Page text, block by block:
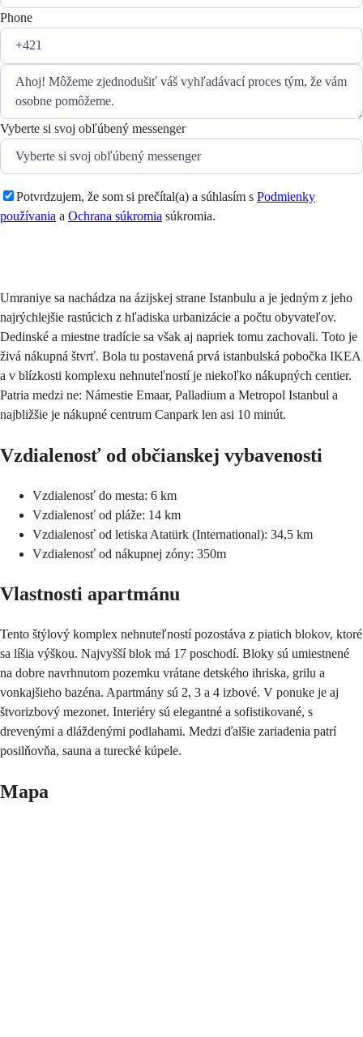
Phone
Vyberte si svoj obľúbený messenger
Potvrdzujem, že som si prečítal(a) a súhlasím s Podmienky
používania a Ochrana súkromia súkromia.
Umraniye sa nachádza na ázijskej strane Istanbulu a je jedným z jeho
najrýchlejšie rastúcich z hľadiska urbanizácie a počtu obyvateľov.
Dedinské a miestne tradície sa však aj napriek tomu zachovali. Toto je
živá nákupná štvrť. Bola tu postavená prvá istanbulská pobočka IKEA
a v blízkosti komplexu nehnuteľností je niekoľko nákupných centier.
Patria medzi ne: Námestie Emaar, Palladium a Metropol Istanbul a
najbližšie je nákupné centrum Canpark len asi 10 minút.
Vzdialenosť od občianskej vybavenosti
Vzdialenosť do mesta: 6 km
Vzdialenosť od pláže: 14 km
Vzdialenosť od letiska Atatürk (International): 34,5 km
Vzdialenosť od nákupnej zóny: 350m
Vlastnosti apartmánu
Tento štýlový komplex nehnuteľností pozostáva z piatich blokov, ktoré
sa líšia výškou. Najvyšší blok má 17 poschodí. Bloky sú umiestnené
na dobre navrhnutom pozemku vrátane detského ihriska, grilu a
vonkajšieho bazéna. Apartmány sú 2, 3 a 4 izbové. V ponuke je aj
štvorizbový mezonet. Interiéry sú elegantné a sofistikované, s
drevenými a dláždenými podlahami. Medzi ďalšie zariadenia patrí
posilňovňa, sauna a turecké kúpele.
Mapa